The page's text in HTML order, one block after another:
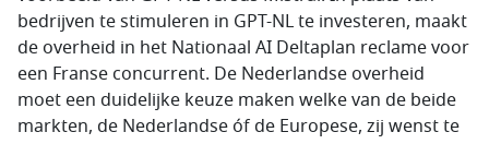
bedrijven te stimuleren in GPT-NL te investeren, maakt
de overheid in het Nationaal AI Deltaplan reclame voor
een Franse concurrent. De Nederlandse overheid
moet een duidelijke keuze maken welke van de beide
markten, de Nederlandse óf de Europese, zij wenst te